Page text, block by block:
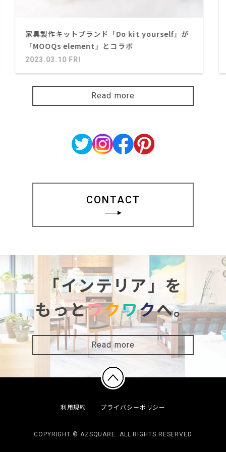
家具製作キットブランド「Do kit yourself」が
「MOOQs element」とコラボ
2023.03.10 FRI
Read more
CONTACT
「インテリア」を
もっとワクワクへ。
Read more
利用規約 プライバシーポリシー
COPYRIGHT © AZSQUARE. ALL RIGHTS RESERVED